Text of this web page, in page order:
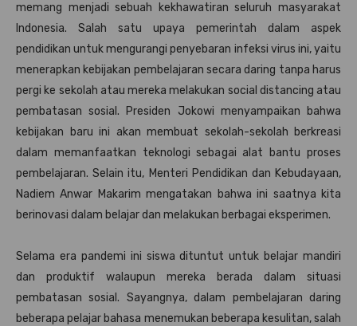
memang menjadi sebuah kekhawatiran seluruh masyarakat
Indonesia. Salah satu upaya pemerintah dalam aspek
pendidikan untuk mengurangi penyebaran infeksi virus ini, yaitu
menerapkan kebijakan pembelajaran secara daring tanpa harus
pergi ke sekolah atau mereka melakukan social distancing atau
pembatasan sosial. Presiden Jokowi menyampaikan bahwa
kebijakan baru ini akan membuat sekolah-sekolah berkreasi
dalam memanfaatkan teknologi sebagai alat bantu proses
pembelajaran. Selain itu, Menteri Pendidikan dan Kebudayaan,
Nadiem Anwar Makarim mengatakan bahwa ini saatnya kita
berinovasi dalam belajar dan melakukan berbagai eksperimen.
Selama era pandemi ini siswa dituntut untuk belajar mandiri
dan produktif walaupun mereka berada dalam situasi
pembatasan sosial. Sayangnya, dalam pembelajaran daring
beberapa pelajar bahasa menemukan beberapa kesulitan, salah